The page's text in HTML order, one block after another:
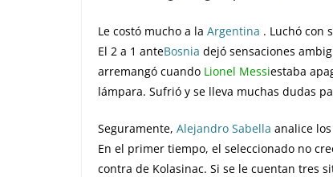
Le costó mucho a la Argentina . Luchó con
El 2 a 1 anteBosnia dejó sensaciones
arremangó cuando Lionel Messiestaba
lámpara. Sufrió y se lleva muchas dudas
Seguramente, Alejandro Sabella analice
En el primer tiempo, el seleccionado no
contra de Kolasinac. Si se le cuentan tres